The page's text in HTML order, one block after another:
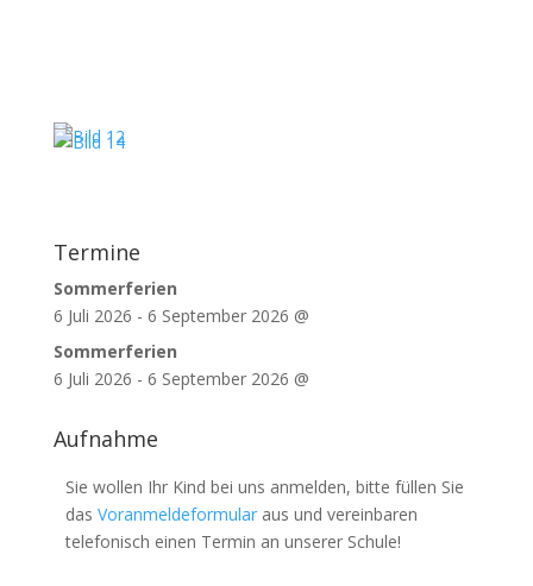
Termine
Sommerferien
6 Juli 2026 - 6 September 2026 @
Sommerferien
6 Juli 2026 - 6 September 2026 @
Aufnahme
Sie wollen Ihr Kind bei uns anmelden, bitte füllen Sie
das Voranmeldeformularaus und vereinbaren
telefonisch einen Termin an unserer Schule!